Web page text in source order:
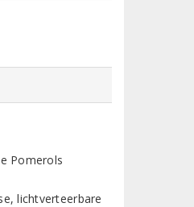
lichtverteerbare